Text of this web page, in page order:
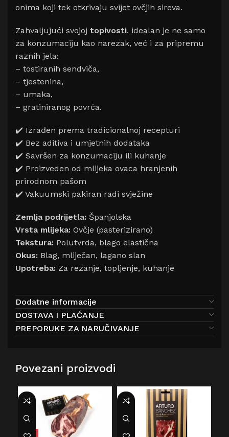
onima koji tek otkrivaju svijet ovčjih sireva.
Zahvaljujući svojoj topivosti, idealan je ne samo
za konzumaciju kao narezak, već i za pripremu
raznih jela:
– tostiranih sendviča,
– tjestenina,
– umaka,
– gratiniranog povrća.
✔️ Izrađen prema tradicionalnoj recepturi
✔️ Bez aditiva i umjetnih dodataka
✔️ Savršen za konzumaciju ili kuhanje
✔️ Proizveden od mlijeka ovaca hranjenih
prirodnom pašom
✔️ Vakuumski pakiran radi svježine
Zemlja podrijetla: Španjolska
Vrsta mlijeka: Ovčje (pasterizirano)
Tekstura: Polutvrda, blago elastična
Okus: Blag, mliječan, lagano slan
Upotreba: Za rezanje, topljenje, kuhanje
Dodatne informacije
DOSTAVA I PLAĆANJE
PREPORUKE ZA NARUČIVANJE
Povezani proizvodi